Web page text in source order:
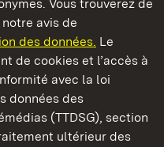
Vous trouverez de
avis de
des données. Le
de cookies et l’accès à
avec la loi
données des
(TTDSG), section
ultérieur des
Wurtemberg
Protection des données